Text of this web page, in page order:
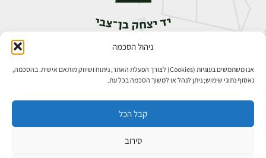
ניהול הסכמה
אנו משתמשים בעוגיות (Cookies) לצורך הפעלת האתר, ניתוח ושיווק מותאם אישית. בהסכמה,
נאסוף נתוני שימוש; ניתן לנהל או למשוך הסכמה בכל עת.
קבל הכל
סירוב
אבן גבירול 14, רחביה, ירושלים